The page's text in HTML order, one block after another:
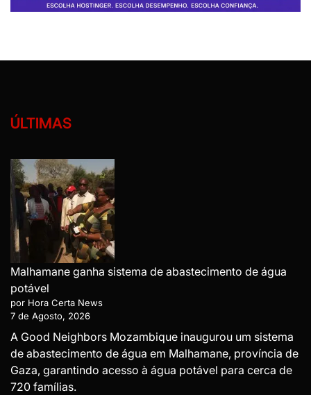
ÚLTIMAS
Malhamane ganha sistema de abastecimento de água
potável
por Hora Certa News
7 de Agosto, 2026
A Good Neighbors Mozambique inaugurou um sistema
de abastecimento de água em Malhamane, província de
Gaza, garantindo acesso à água potável para cerca de
720 famílias.